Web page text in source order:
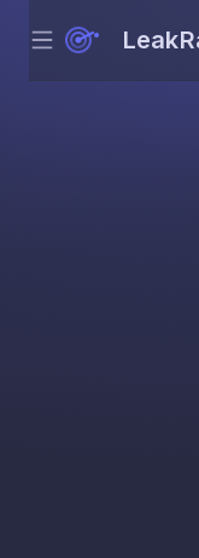
Menu